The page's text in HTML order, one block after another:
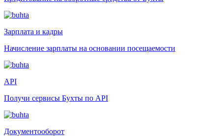
Зарплата и кадры
Начисление зарплаты на основании посещаемости
API
Получи сервисы Бухты по API
Документооборот